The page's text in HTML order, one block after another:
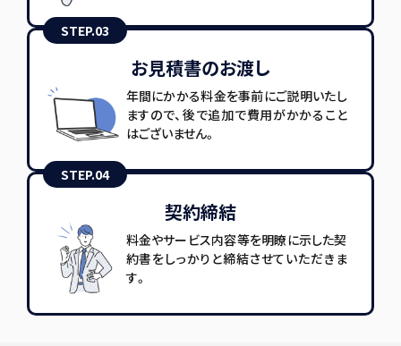
STEP.03
お見積書のお渡し
年間にかかる料金を事前にご説明いたし
ますので、後で追加で費用がかかること
はございません。
STEP.04
契約締結
料金やサービス内容等を明瞭に示した契
約書をしっかりと締結させていただきま
す。